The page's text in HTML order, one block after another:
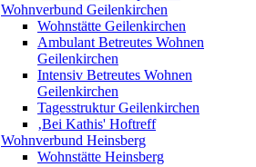
Wohnverbund Geilenkirchen
Wohnstätte Geilenkirchen
Ambulant Betreutes Wohnen
Geilenkirchen
Intensiv Betreutes Wohnen
Geilenkirchen
Tagesstruktur Geilenkirchen
‚Bei Kathis' Hoftreff
Wohnverbund Heinsberg
Wohnstätte Heinsberg